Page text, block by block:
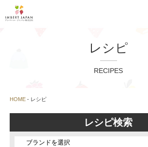
レシピ
RECIPES
HOME - レシピ
レシピ検索